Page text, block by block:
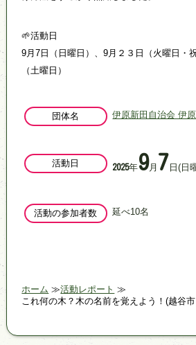
🌱活動日
9月7日（日曜日）、9月２３日（火曜日・
（土曜日）
団体名 伊原新田自治会 伊
活動日 2025年9月 7 日(日
活動の参加者数 延べ10名
ホーム
活動レポート
これ何の木？木の名前を覚えよう！(越谷市